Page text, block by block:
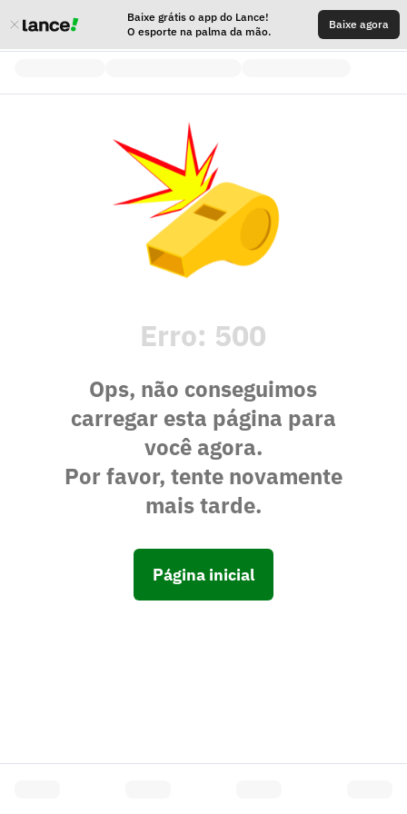
Baixe grátis o app do Lance!
O esporte na palma da mão.
Baixe agora
Erro: 500
Ops, não conseguimos
carregar esta página para
você agora.
Por favor, tente novamente
mais tarde.
Página inicial